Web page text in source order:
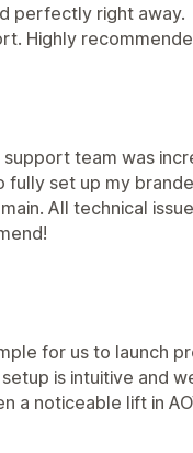
perfectly right away.
Highly
team was
set up my
All technical
for us to launch
is intuitive and
a noticeable lift in